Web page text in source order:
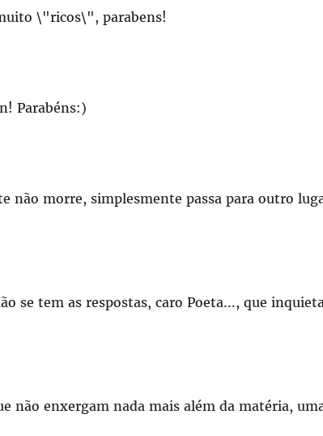
\"ricos\", parabens!
Parabéns:)
não morre, simplesmente passa para outro
se tem as respostas, caro Poeta..., que
não enxergam nada mais além da matéria,